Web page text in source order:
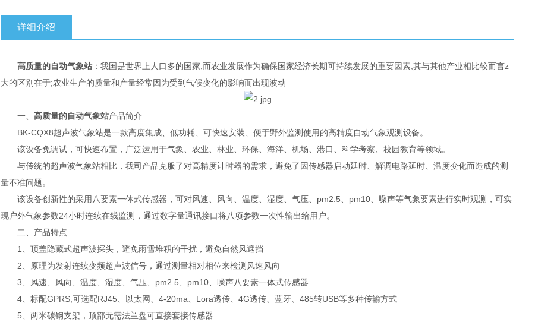
详细介绍
高质量的自动气象站 ：我国是世界上人口多的国家;而农业发展作为确保国家经济长期可持续发展的重要因素;其与其他产业相比较而言z
大的区别在于;农业生产的质量和产量经常因为受到气候变化的影响而出现波动
一、 高质量的自动气象站产品简介
BK-CQX8超声波气象站是一款高度集成、低功耗、可快速安装、便于野外监测使用的高精度自动气象观测设备。
该设备免调试，可快速布置，广泛运用于气象、农业、林业、环保、海洋、机场、港口、科学考察、校园教育等领域。
与传统的超声波气象站相比，我司产品克服了对高精度计时器的需求，避免了因传感器启动延时、解调电路延时、温度变化而造成的测
量不准问题。
该设备创新性的采用八要素一体式传感器，可对风速、风向、温度、湿度、气压、pm2.5、pm10、噪声等气象要素进行实时观测，可实
现户外气象参数24小时连续在线监测，通过数字量通讯接口将八项参数一次性输出给用户。
二、产品特点
1、顶盖隐藏式超声波探头，避免雨雪堆积的干扰，避免自然风遮挡
2、原理为发射连续变频超声波信号，通过测量相对相位来检测风速风向
3、风速、风向、温度、湿度、气压、pm2.5、pm10、噪声八要素一体式传感器
4、标配GPRS;可选配RJ45、以太网、4-20ma、Lora透传、4G透传、蓝牙、485转USB等多种传输方式
5、两米碳钢支架，顶部无需法兰盘可直接套接传感器